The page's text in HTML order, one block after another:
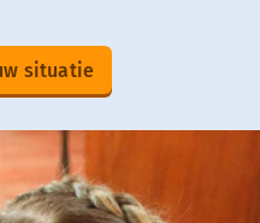
situatie